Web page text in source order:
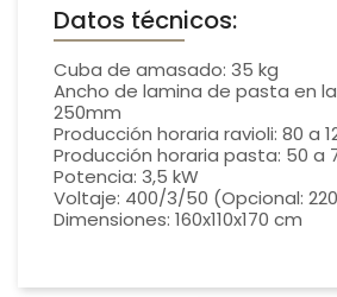
Datos técnicos:
Cuba de amasado: 35 kg
Ancho de lamina de pasta en
250mm
Producción horaria ravioli: 80 a
Producción horaria pasta: 50 a
Potencia: 3,5 kW
Voltaje: 400/3/50 (Opcional:
Dimensiones: 160x110x170 cm